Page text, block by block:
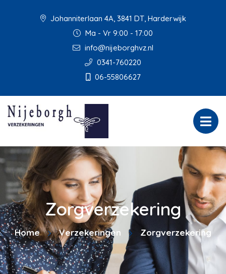
Johanniterlaan 4A, 3841 DT, Harderwijk
Ma - Vr 9:00 - 17:00
info@nijeborghvz.nl
0341-760220
06-55806627
Zorgverzekering
Home Verzekeringen Zorgverzekering